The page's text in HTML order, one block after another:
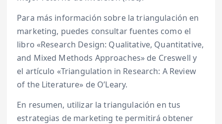
Para más información sobre la triangulación en
marketing, puedes consultar fuentes como el
libro «Research Design: Qualitative, Quantitative,
and Mixed Methods Approaches» de Creswell y
el artículo «Triangulation in Research: A Review
of the Literature» de O’Leary.
En resumen, utilizar la triangulación en tus
estrategias de marketing te permitirá obtener